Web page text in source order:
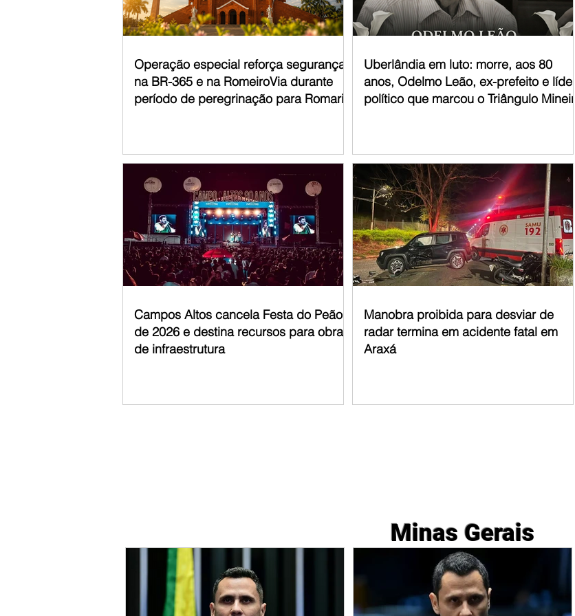
acompanhamento de crianças com tran
Operação especial reforça segurança
na BR-365 e na RomeiroVia durante
período de peregrinação para Romaria
Uberlândia em luto: morre, aos 80
anos, Odelmo Leão, ex-prefeito e líder
político que marcou o Triângulo Mineiro
Campos Altos cancela Festa do Peão
de 2026 e destina recursos para obras
de infraestrutura
Manobra proibida para desviar de
radar termina em acidente fatal em
Araxá
Minas Gerais